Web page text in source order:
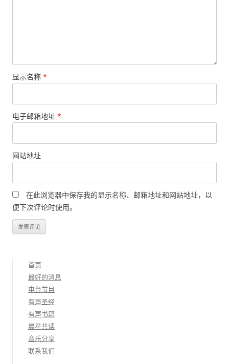
显示名称 *
电子邮箱地址 *
网站地址
在此浏览器中保存我的显示名称、邮箱地址和网站地址，以
便下次评论时使用。
首页
最好的消息
电台节目
有声圣经
有声书籍
晨星共读
音乐分享
联系我们